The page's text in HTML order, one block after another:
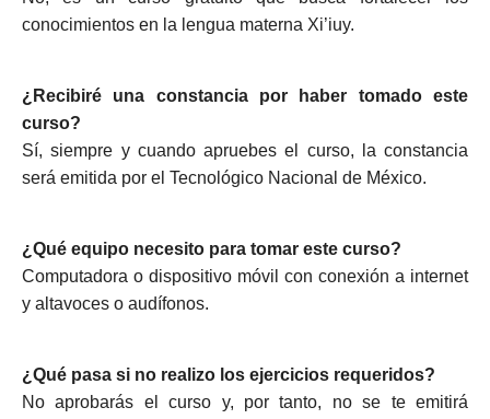
conocimientos en la lengua materna Xi’iuy.
¿Recibiré una constancia por haber tomado este
curso?
Sí, siempre y cuando apruebes el curso, la constancia
será emitida por el Tecnológico Nacional de México.
¿Qué equipo necesito para tomar este curso?
Computadora o dispositivo móvil con conexión a internet
y altavoces o audífonos.
¿Qué pasa si no realizo los ejercicios requeridos?
No aprobarás el curso y, por tanto, no se te emitirá